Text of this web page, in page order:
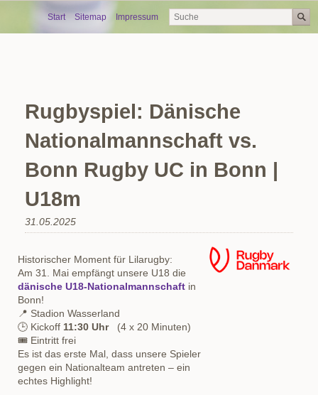
Skip
navigation
Start Sitemap Impressum
Rugbyspiel: Dänische
Nationalmannschaft vs.
Bonn Rugby UC in Bonn |
U18m
31.05.2025
Historischer Moment für Lilarugby:
Am 31. Mai empfängt unsere U18 die
dänische U18-Nationalmannschaft in
Bonn!
📍 Stadion Wasserland
🕒 Kickoff 11:30 Uhr
(4 x 20 Minuten)
🎟 Eintritt frei
Es ist das erste Mal, dass unsere Spieler
gegen ein Nationalteam antreten – ein
echtes Highlight!